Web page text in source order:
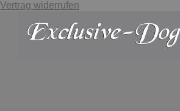
Vertrag widerrufen